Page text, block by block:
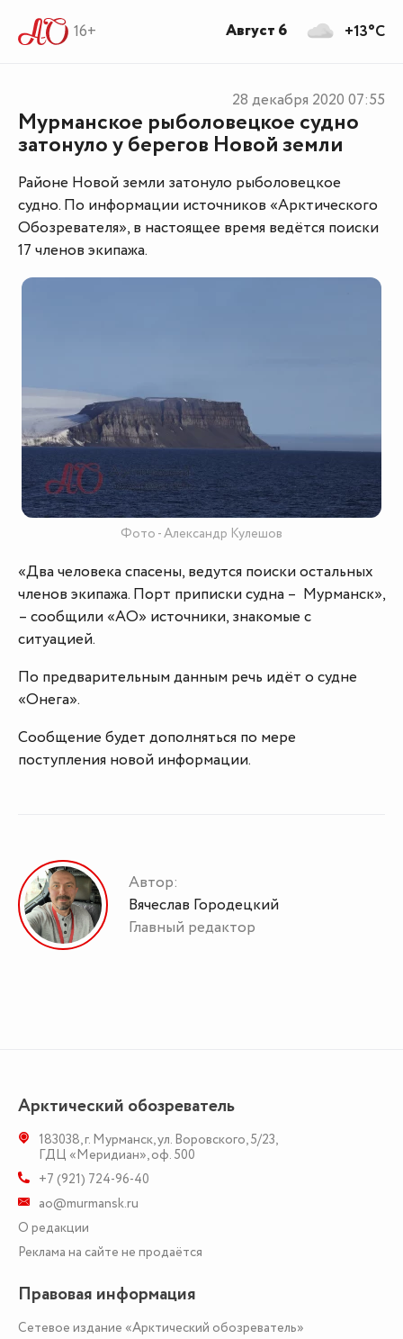
16+
Мурманское рыболовецкое судно
затонуло у берегов Новой земли
28 декабря 2020 07:55
Районе Новой земли затонуло рыболовецкое
судно. По информации источников «Арктического
Обозревателя», в настоящее время ведётся поиски
17 членов экипажа.
Фото - Александр Кулешов
«Два человека спасены, ведутся поиски остальных
членов экипажа. Порт приписки судна – Мурманск»,
– сообщили «АО» источники, знакомые с
ситуацией.
По предварительным данным речь идёт о судне
«Онега».
Сообщение будет дополняться по мере
поступления новой информации.
Автор:
Вячеслав Городецкий
Главный редактор
Арктический обозреватель
183038,г. Мурманск,ул. Воровского, 5/23,
ГДЦ «Меридиан», оф. 500
+7 (921) 724-96-40
ao@murmansk.ru
О редакции
Реклама на сайте не продаётся
Правовая информация
Сетевое издание «Арктический обозреватель»
+13°C
Август 6